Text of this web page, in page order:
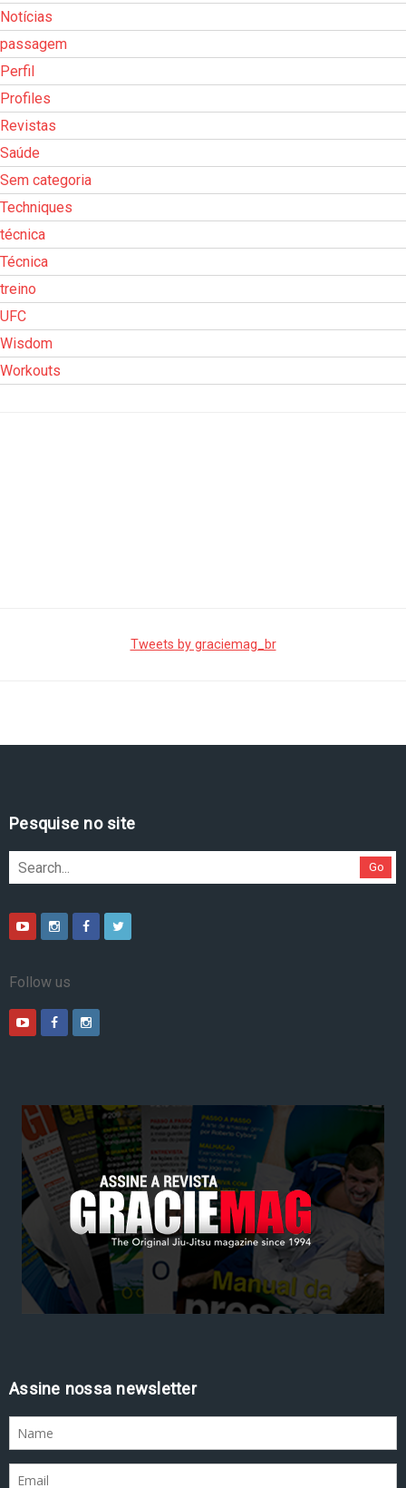
Notícias
passagem
Perfil
Profiles
Revistas
Saúde
Sem categoria
Techniques
técnica
Técnica
treino
UFC
Wisdom
Workouts
Tweets by graciemag_br
Pesquise no site
Go
Follow us
Assine nossa newsletter